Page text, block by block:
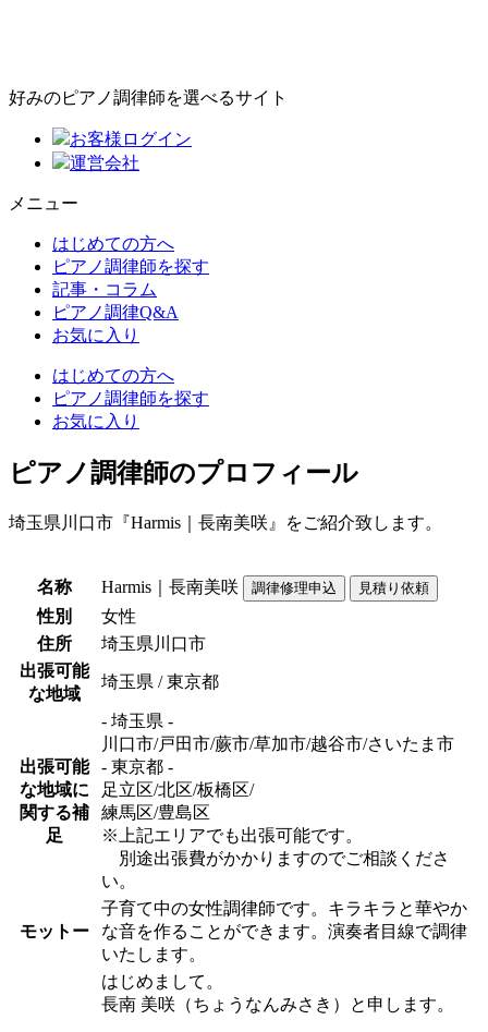
好みのピアノ調律師を選べるサイト
お客様ログイン
運営会社
メニュー
はじめての方へ
ピアノ調律師を探す
記事・コラム
ピアノ調律Q&A
お気に入り
はじめての方へ
ピアノ調律師を探す
お気に入り
ピアノ調律師のプロフィール
埼玉県川口市『Harmis｜長南美咲』をご紹介致します。
名称
Harmis｜長南美咲
性別
女性
住所
埼玉県川口市
出張可能
な地域
埼玉県 / 東京都
出張可能
な地域に
関する補
足
- 埼玉県 -
川口市/戸田市/蕨市/草加市/越谷市/さいたま市
- 東京都 -
足立区/北区/板橋区/
練馬区/豊島区
※上記エリアでも出張可能です。
別途出張費がかかりますのでご相談くださ
い。
モットー
子育て中の女性調律師です。キラキラと華やか
な音を作ることができます。演奏者目線で調律
いたします。
はじめまして。
長南 美咲（ちょうなんみさき）と申します。